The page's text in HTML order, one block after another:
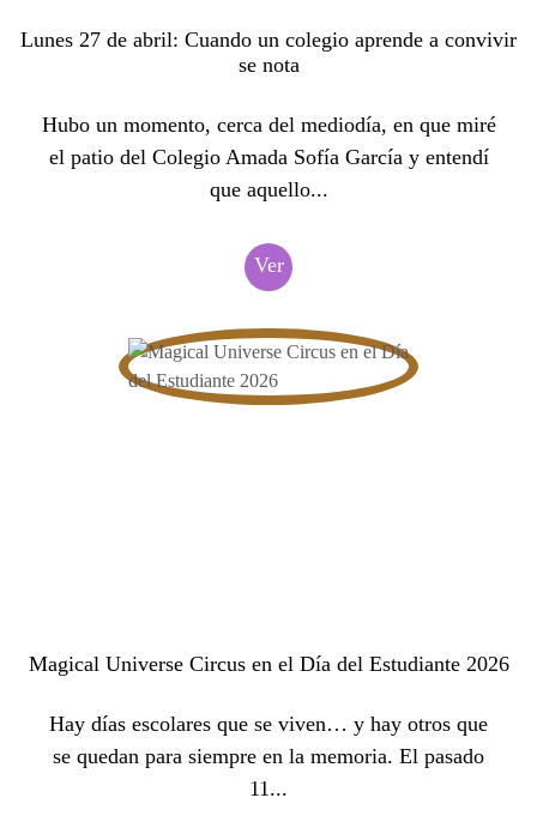
Lunes 27 de abril: Cuando un colegio aprende a convivir
se nota
Hubo un momento, cerca del mediodía, en que miré
el patio del Colegio Amada Sofía García y entendí
que aquello...
Ver
Magical Universe Circus en el Día del Estudiante 2026
Hay días escolares que se viven… y hay otros que
se quedan para siempre en la memoria. El pasado
11...